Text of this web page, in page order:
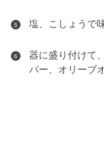
5 塩、こしょうで
6
器に盛り付けて
パー、オリーブ